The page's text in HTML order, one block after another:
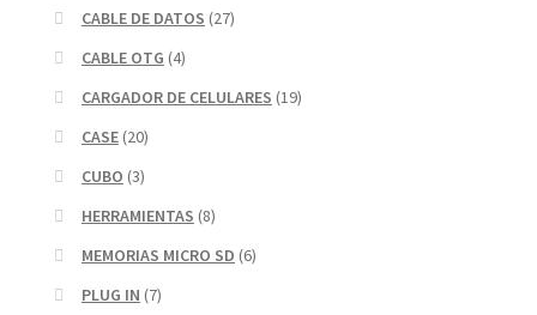
CABLE DE DATOS (27)
CABLE OTG (4)
CARGADOR DE CELULARES (19)
CASE (20)
CUBO (3)
HERRAMIENTAS (8)
MEMORIAS MICRO SD (6)
PLUG IN (7)